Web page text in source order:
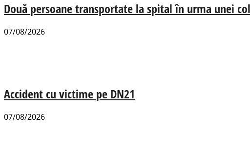
Două persoane transportate la spital în urma unei
07/08/2026
Accident cu victime pe DN21
07/08/2026